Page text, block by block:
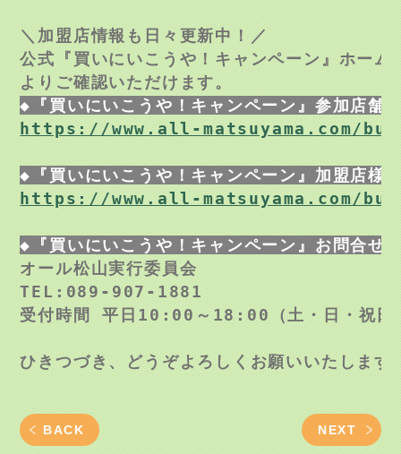
＼加盟店情報も日々更新中！／
公式『買いにいこうや！キャンペーン』ホーム
よりご確認いただけます。
https://www.all-matsuyama.com/
https://www.all-matsuyama.com/
◆『買いにいこうや！キャンペーン』お問合
オール松山実行委員会
TEL:089-907-1881
受付時間 平日10:00～18:00（土・日・祝日
BACK NEXT